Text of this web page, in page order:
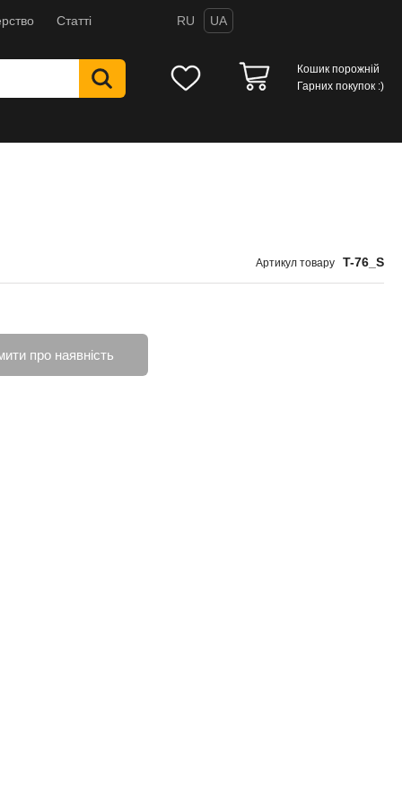
Статті RU UA
Кошик порожній
Гарних покупок :)
Артикул товару T-76_S
про наявність